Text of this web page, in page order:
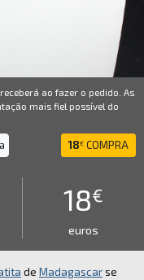
ao fazer o pedido. As
mais fiel possível do
18€ COMPRA
18€
euros
de Madagascarse